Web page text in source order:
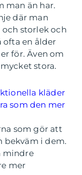
man än har.
där man
storlek och
ofta en ålder
för. Även om
stora.
kläder
som den mer
som gör att
bekväm i dem.
mindre
mer